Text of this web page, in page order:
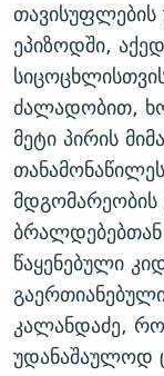
ეპიზოდში,
ძალადობით,
მეტი პირის
მდგომარეობის
წაყენებული
კალანდაძე,
უდანაშაულოდ